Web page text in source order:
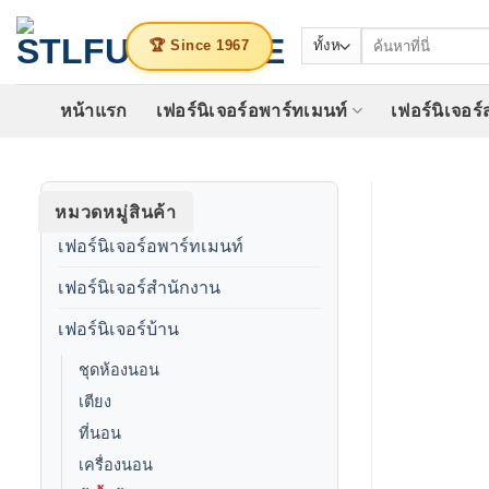
ข้าม
ไป
🏆 Since 1967
ค้นหา:
หน้าแรก เฟอร์นิเจอร์อพาร์ทเมนท์ เฟอร์นิเจอ
หมวดหมู่สินค้า
เฟอร์นิเจอร์อพาร์ทเมนท์
เฟอร์นิเจอร์สำนักงาน
เฟอร์นิเจอร์บ้าน
ชุดห้องนอน
เตียง
ที่นอน
เครื่องนอน